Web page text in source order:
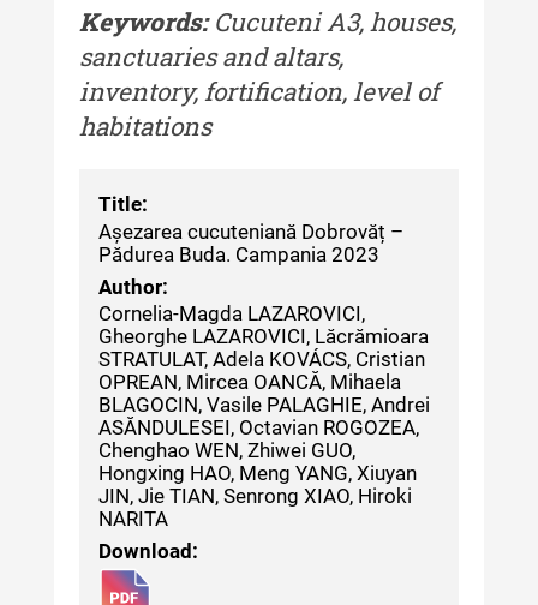
MediCult - Revista de mediere
culturală IV (2025)
MediCult - Revista de mediere
culturală III (2024)
culturală II (2023)
Indexul Complet
Acta Pangratia
Acta Pangratia I (2023)
Acta Pangratia II (2024)
Acta Pangratia III (2025)
Indexul Complet
Alte publicatii, cataloage, volume de
Keywords:Cucuteni A3, houses,
sanctuaries and altars,
inventory, fortification, level of
habitations
Title:
Așezarea cucuteniană Dobrovăț –
Pădurea Buda. Campania 2023
Author:
Cornelia-Magda LAZAROVICI,
Gheorghe LAZAROVICI, Lăcrămioara
STRATULAT, Adela KOVÁCS, Cristian
OPREAN, Mircea OANCĂ, Mihaela
BLAGOCIN, Vasile PALAGHIE, Andrei
ASĂNDULESEI, Octavian ROGOZEA,
Chenghao WEN, Zhiwei GUO,
Hongxing HAO, Meng YANG, Xiuyan
JIN, Jie TIAN, Senrong XIAO, Hiroki
NARITA
Download: